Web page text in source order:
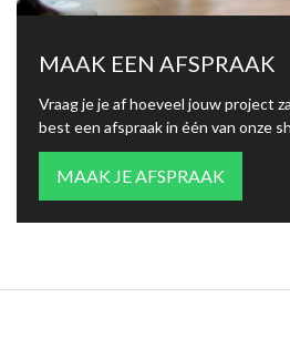
MAAK EEN AFSPRAAK
Vraag je je af hoeveel jouw project
best een afspraak in één van onze
MAAK JE AFSPRAAK